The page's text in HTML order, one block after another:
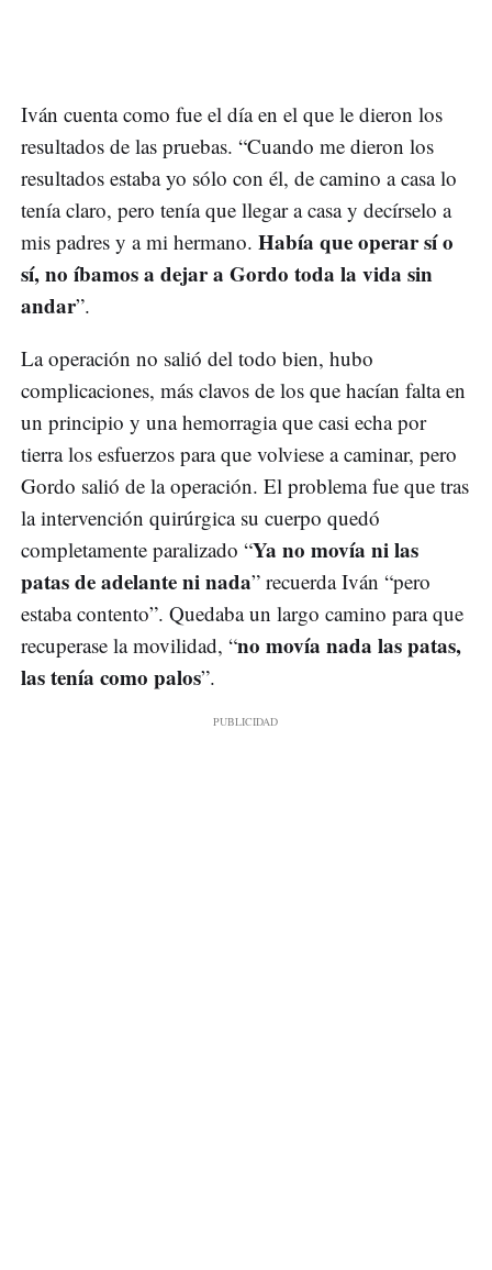
Iván cuenta como fue el día en el que le dieron los
resultados de las pruebas. “Cuando me dieron los
resultados estaba yo sólo con él, de camino a casa lo
tenía claro, pero tenía que llegar a casa y decírselo a
mis padres y a mi hermano. Había que operar sí o
sí, no íbamos a dejar a Gordo toda la vida sin
andar”.
La operación no salió del todo bien, hubo
complicaciones, más clavos de los que hacían falta en
un principio y una hemorragia que casi echa por
tierra los esfuerzos para que volviese a caminar, pero
Gordo salió de la operación. El problema fue que tras
la intervención quirúrgica su cuerpo quedó
completamente paralizado “Ya no movía ni las
patas de adelante ni nada” recuerda Iván “pero
estaba contento”. Quedaba un largo camino para que
recuperase la movilidad, “no movía nada las patas,
las tenía como palos”.